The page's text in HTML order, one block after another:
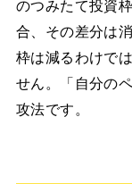
のつみたて投資
合、その差分は
枠は減るわけで
せん。「自分の
攻法です。